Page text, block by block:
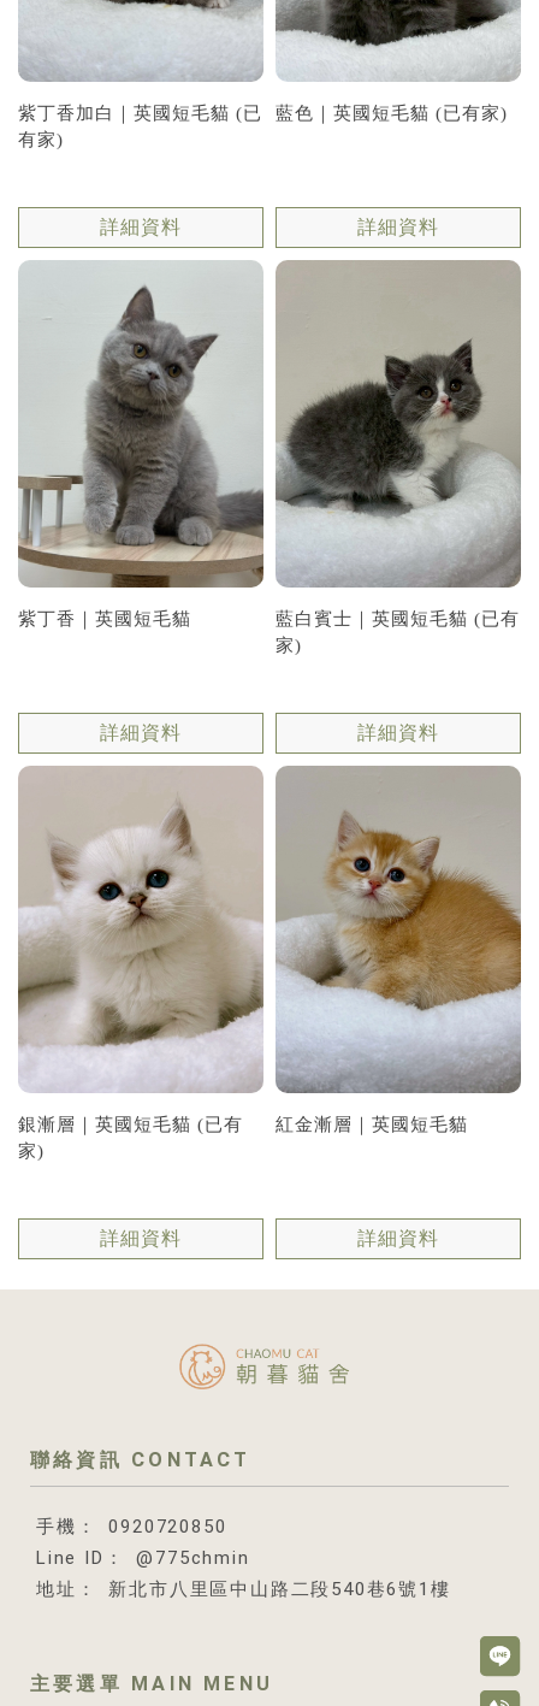
紫丁香加白｜英國短毛貓 (已
有家)
詳細資料
藍色｜英國短毛貓 (已有家)
詳細資料
紫丁香｜英國短毛貓
詳細資料
藍白賓士｜英國短毛貓 (已有
家)
詳細資料
銀漸層｜英國短毛貓 (已有
家)
詳細資料
紅金漸層｜英國短毛貓
詳細資料
@775chmin
0920720850
新北市八里區中山路二段540巷6號1樓